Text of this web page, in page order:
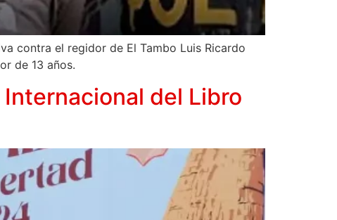
contra el regidor de El Tambo Luis Ricardo
de 13 años.
del Libro